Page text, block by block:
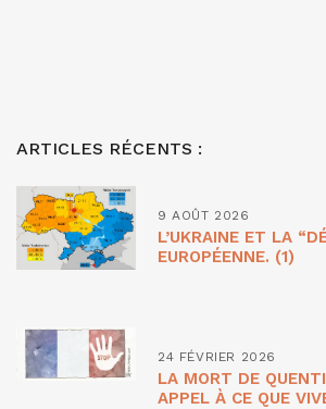
ARTICLES RÉCENTS :
9 AOÛT 2026
L’UKRAINE ET LA
EUROPÉENNE. (1)
24 FÉVRIER 2026
LA MORT DE
APPEL À CE QUE